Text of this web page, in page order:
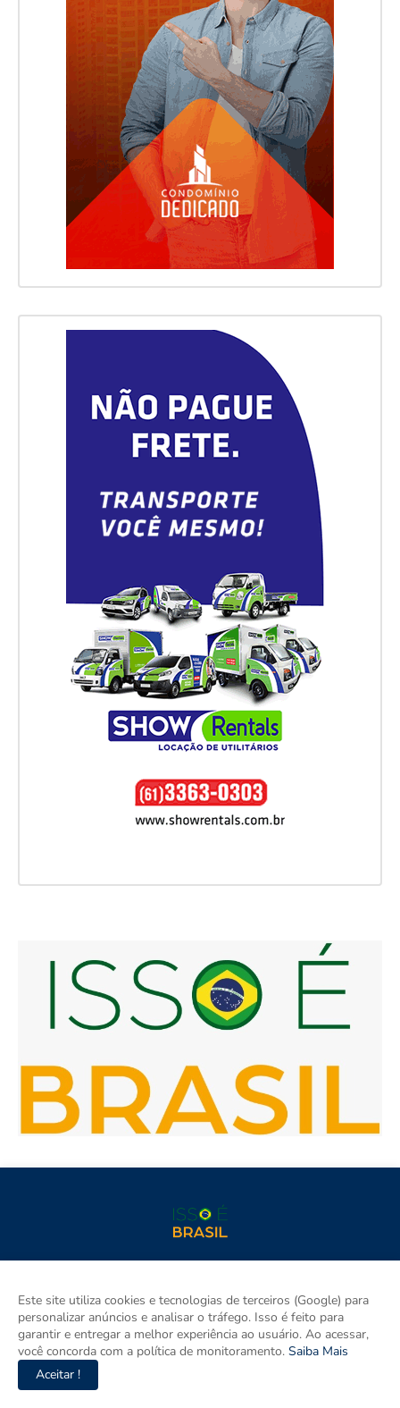
imparcialidade. Os principais temas são política, cidades e
empreendedorismo. DRT 0010556/DF.
Este site utiliza cookies e tecnologias de terceiros (Google) para
personalizar anúncios e analisar o tráfego. Isso é feito para
garantir e entregar a melhor experiência ao usuário. Ao acessar,
você concorda com a política de monitoramento. Saiba Mais
Aceitar !